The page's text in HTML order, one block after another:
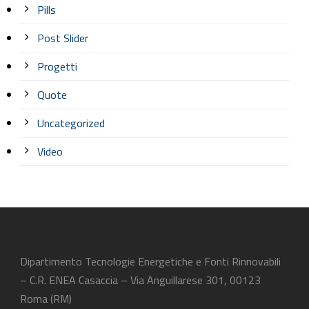
Pills
Post Slider
Progetti
Quote
Uncategorized
Video
Dipartimento Tecnologie Energetiche e Fonti Rinnovabili
– C.R. ENEA Casaccia – Via Anguillarese 301, 00123
Roma (RM)